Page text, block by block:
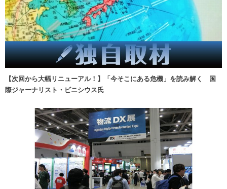
【次回から大幅リニューアル！】「今そこにある危機」を読み解く 国
際ジャーナリスト・ビニシウス氏